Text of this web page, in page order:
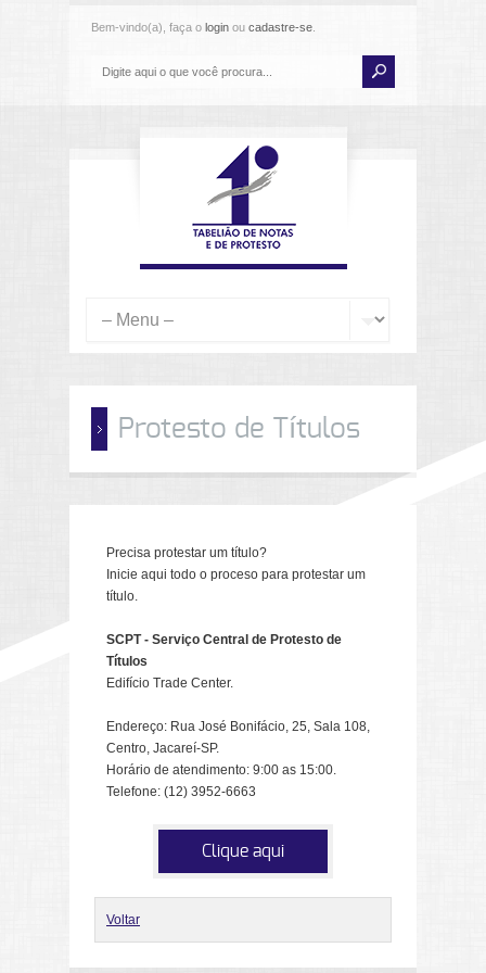
Bem-vindo(a), faça o login ou cadastre-se
Protesto de Títulos
Precisa protestar um título?
Inicie aqui todo o proceso para protestar um
título.
SCPT - Serviço Central de Protesto de
Títulos
Edifício Trade Center.
Endereço: Rua José Bonifácio, 25, Sala 108,
Centro, Jacareí-SP.
Horário de atendimento: 9:00 as 15:00.
Telefone: (12) 3952-6663
Clique aqui
Voltar